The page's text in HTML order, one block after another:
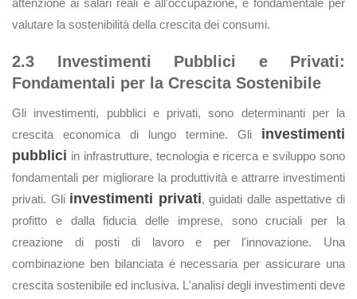
attenzione ai salari reali e all'occupazione, è fondamentale per
valutare la sostenibilità della crescita dei consumi.
2.3 Investimenti Pubblici e Privati:
Fondamentali per la Crescita Sostenibile
Gli investimenti, pubblici e privati, sono determinanti per la
crescita economica di lungo termine. Gli investimenti
pubblici in infrastrutture, tecnologia e ricerca e sviluppo sono
fondamentali per migliorare la produttività e attrarre investimenti
privati. Gli investimenti privati, guidati dalle aspettative di
profitto e dalla fiducia delle imprese, sono cruciali per la
creazione di posti di lavoro e per l'innovazione. Una
combinazione ben bilanciata è necessaria per assicurare una
crescita sostenibile ed inclusiva. L'analisi degli investimenti deve